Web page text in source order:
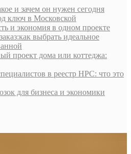
и зачем он нужен сегодня
ключ в Московской
и экономия в одном проекте
выбрать идеальное
проект дома или коттеджа:
в реестр НРС: что это
для бизнеса и экономики